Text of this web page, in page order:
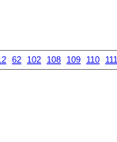
62 102 108 109 110 111